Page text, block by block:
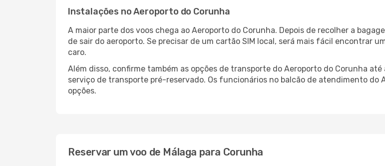
Instalações no Aeroporto do Corunha
A maior parte dos voos chega ao Aeroporto do Corunha. Depois de recolher a
de sair do aeroporto. Se precisar de um cartão SIM local, será mais fácil encontrar
caro.
Além disso, confirme também as opções de transporte do Aeroporto do Corunha
serviço de transporte pré-reservado. Os funcionários no balcão de atendimento do
opções.
Reservar um voo de Málaga para Corunha